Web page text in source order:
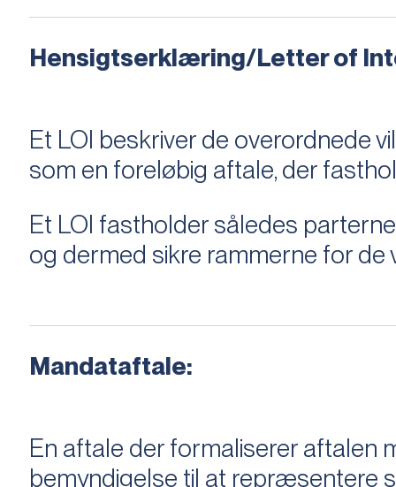
Hensigtserklæring/Letter of
Et LOI beskriver de overordnede
som en foreløbig aftale, der
Et LOI fastholder således
og dermed sikre rammerne for de
Mandataftale:
En aftale der formaliserer
bemyndigelse til at repræsentere